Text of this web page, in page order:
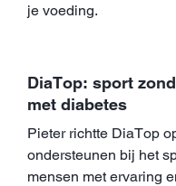
je voeding.
DiaTop: sport
met diabetes
Pieter richtte DiaTop
ondersteunen bij het
mensen met ervaring